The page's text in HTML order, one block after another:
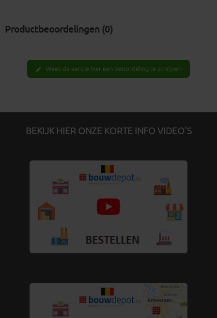
Productbeoordelingen (0)
edit Wees de eerste hier een beoordeling te schrijven
BEKIJK HIER ONZE KORTE INFO VIDEO'S